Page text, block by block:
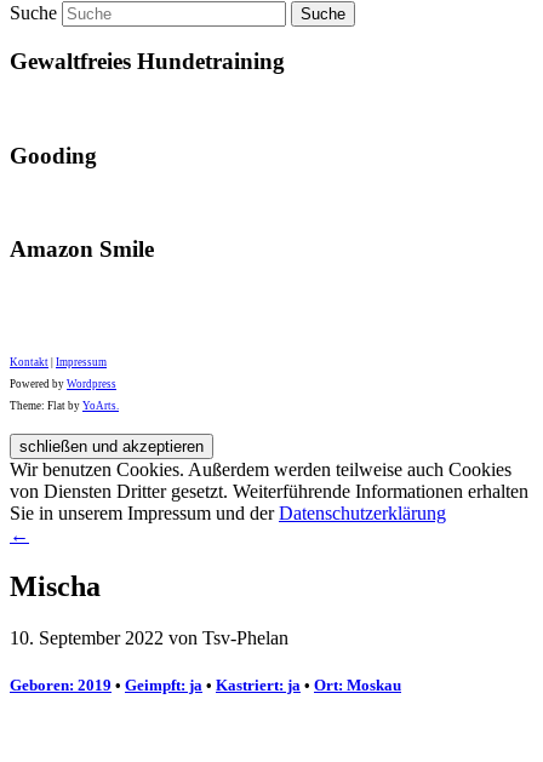
Suche
Gewaltfreies Hundetraining
Gooding
Amazon Smile
Kontakt Impressum
Powered by Wordpress
Theme: Flat by YoArts.
Wir benutzen Cookies. Außerdem werden teilweise auch Cookies
von Diensten Dritter gesetzt. Weiterführende Informationen erhalten
Sie in unserem Impressum und derDatenschutzerklärung
←
Mischa
10. September 2022 von Tsv-Phelan
Geboren: 2019 • Geimpft: ja • Kastriert: ja • Ort: Moskau